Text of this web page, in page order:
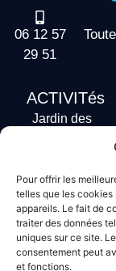
Pour offrir les
telles que les
appareils. Le fait de
traiter des données
uniques sur ce site.
consentement peut
et fonctions.
06 12 57
29 51
ACTIVITés
Jardin des
Stand Up
Paddle
Bodyboard